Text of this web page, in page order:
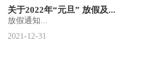
关于2022年“元旦” 放假及...
放假通知...
2021-12-31